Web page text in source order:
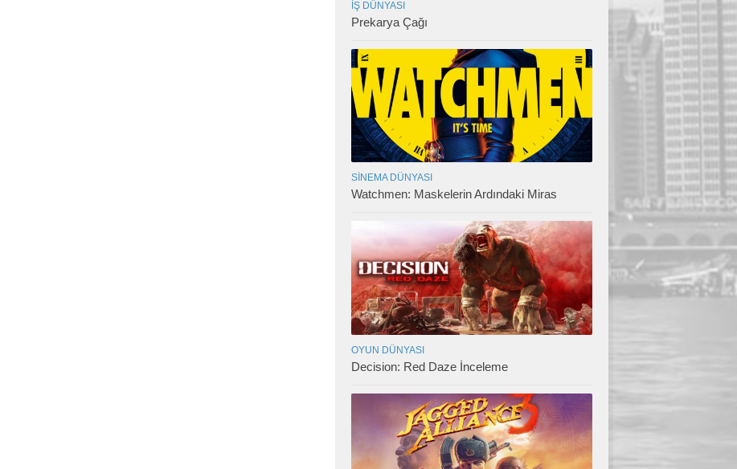
İŞ DÜNYASI
Prekarya Çağı
SINEMA DÜNYASI
Watchmen: Maskelerin Ardındaki Miras
OYUN DÜNYASI
Decision: Red Daze İnceleme